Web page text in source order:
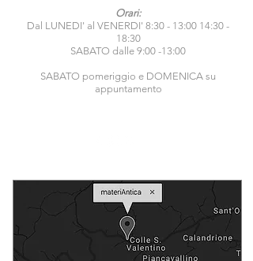
Orari:
Dal LUNEDI' al VENERDI' 8:30 - 13:00 14:30 -
18:30
SABATO dalle 9:00 -13:00
SABATO pomeriggio e DOMENICA su
appuntamento